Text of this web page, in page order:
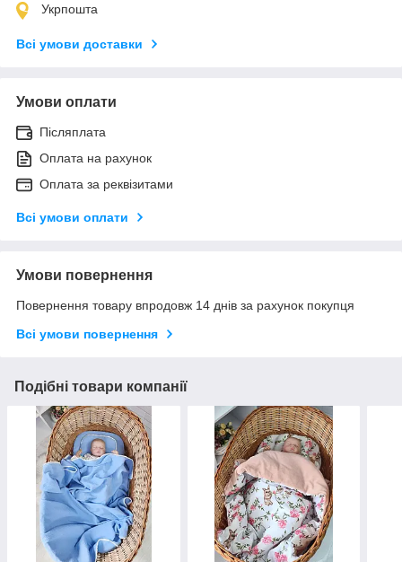
Укрпошта
Всі умови доставки
Умови оплати
Післяплата
Оплата на рахунок
Оплата за реквізитами
Всі умови оплати
Умови повернення
Повернення товару впродовж 14 днів за рахунок покупця
Всі умови повернення
Подібні товари компанії